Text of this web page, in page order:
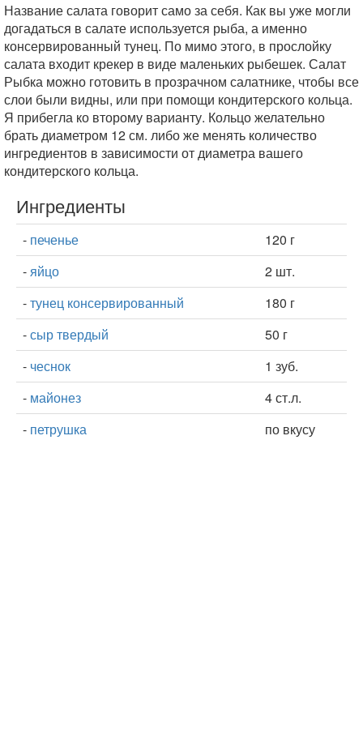
Название салата говорит само за себя. Как вы уже могли
догадаться в салате используется рыба, а именно
консервированный тунец. По мимо этого, в прослойку
салата входит крекер в виде маленьких рыбешек. Салат
Рыбка можно готовить в прозрачном салатнике, чтобы все
слои были видны, или при помощи кондитерского кольца.
Я прибегла ко второму варианту. Кольцо желательно
брать диаметром 12 см. либо же менять количество
ингредиентов в зависимости от диаметра вашего
кондитерского кольца.
Ингредиенты
- печенье
120 г
-яйцо
2 шт.
-тунец консервированный
180 г
-сыр твердый
50 г
- чеснок
1 зуб.
- майонез
4 ст.л.
- петрушка по вкусу